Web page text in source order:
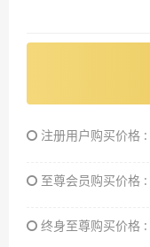
注册用户购买价格 :
至尊会员购买价格 :
终身至尊购买价格 :